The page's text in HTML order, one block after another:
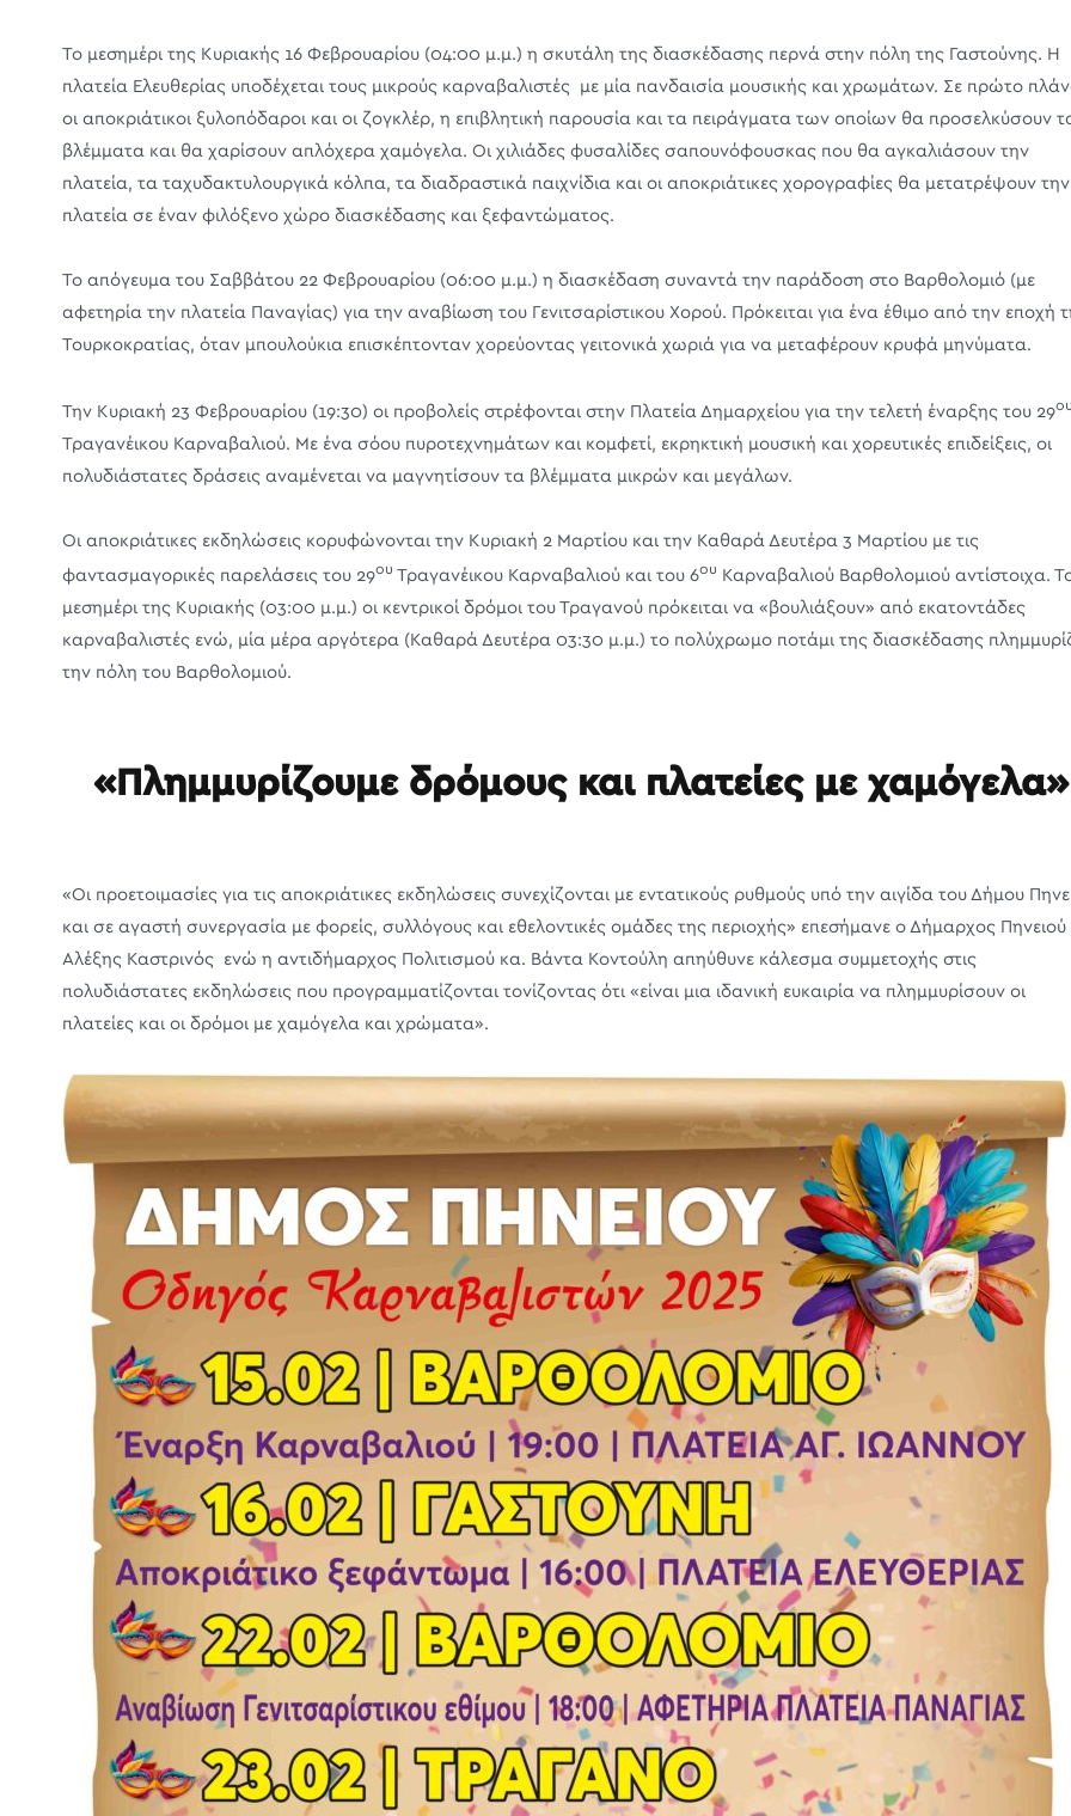
Το μεσημέρι της Κυριακής 16 Φεβρουαρίου (04:00 μ.μ.) η σκυτάλη της διασκέδασης περνά στην πόλη της Γαστούνης. Η
πλατεία Ελευθερίας υποδέχεται τους μικρούς καρναβαλιστές με μία πανδαισία μουσικής και χρωμάτων. Σε πρώτο
οι αποκριάτικοι ξυλοπόδαροι και οι ζογκλέρ, η επιβλητική παρουσία και τα πειράγματα των οποίων θα προσελκύσουν
βλέμματα και θα χαρίσουν απλόχερα χαμόγελα. Οι χιλιάδες φυσαλίδες σαπουνόφουσκας που θα αγκαλιάσουν την
πλατεία, τα ταχυδακτυλουργικά κόλπα, τα διαδραστικά παιχνίδια και οι αποκριάτικες χορογραφίες θα μετατρέψουν την
πλατεία σε έναν φιλόξενο χώρο διασκέδασης και ξεφαντώματος.
Το απόγευμα του Σαββάτου 22 Φεβρουαρίου (06:00 μ.μ.) η διασκέδαση συναντά την παράδοση στο Βαρθολομιό (με
αφετηρία την πλατεία Παναγίας) για την αναβίωση του Γενιτσαρίστικου Χορού. Πρόκειται για ένα έθιμο από την εποχή
Τουρκοκρατίας, όταν μπουλούκια επισκέπτονταν χορεύοντας γειτονικά χωριά για να μεταφέρουν κρυφά μηνύματα.
Την Κυριακή 23 Φεβρουαρίου (19:30) οι προβολείς στρέφονται στην Πλατεία Δημαρχείου για την τελετή έναρξης του 29
Τραγανέικου Καρναβαλιού. Με ένα σόου πυροτεχνημάτων και κομφετί, εκρηκτική μουσική και χορευτικές επιδείξεις, οι
πολυδιάστατες δράσεις αναμένεται να μαγνητίσουν τα βλέμματα μικρών και μεγάλων.
Οι αποκριάτικες εκδηλώσεις κορυφώνονται την Κυριακή 2 Μαρτίου και την Καθαρά Δευτέρα 3 Μαρτίου με τις
φαντασμαγορικές παρελάσεις του 29ου Τραγανέικου Καρναβαλιού και του 6ου Καρναβαλιού Βαρθολομιού αντίστοιχα.
μεσημέρι της Κυριακής (03:00 μ.μ.) οι κεντρικοί δρόμοι του Τραγανού πρόκειται να «βουλιάξουν» από εκατοντάδες
καρναβαλιστές ενώ, μία μέρα αργότερα (Καθαρά Δευτέρα 03:30 μ.μ.) το πολύχρωμο ποτάμι της διασκέδασης
την πόλη του Βαρθολομιού.
«Πλημμυρίζουμε δρόμους και πλατείες με χαμόγελα»
«Οι προετοιμασίες για τις αποκριάτικες εκδηλώσεις συνεχίζονται με εντατικούς ρυθμούς υπό την αιγίδα του Δήμου
και σε αγαστή συνεργασία με φορείς, συλλόγους και εθελοντικές ομάδες της περιοχής» επεσήμανε ο Δήμαρχος Πηνειού
Αλέξης Καστρινός ενώ η αντιδήμαρχος Πολιτισμού κα. Βάντα Κοντούλη απηύθυνε κάλεσμα συμμετοχής στις
πολυδιάστατες εκδηλώσεις που προγραμματίζονται τονίζοντας ότι «είναι μια ιδανική ευκαιρία να πλημμυρίσουν οι
πλατείες και οι δρόμοι με χαμόγελα και χρώματα».